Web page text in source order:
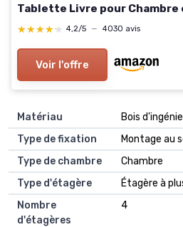
Tablette Livre pour Chambre
- 41 cm, Blanc Paquet de 3-41
★★★★★
★★★★★ 4,2/5 — 4030 avis
Voir l'offre
Matériau
Bois
Type de fixation
Montage au
Type de chambre
Chambre
Type d'étagère
Étagère à
Nombre
d'étagères
4